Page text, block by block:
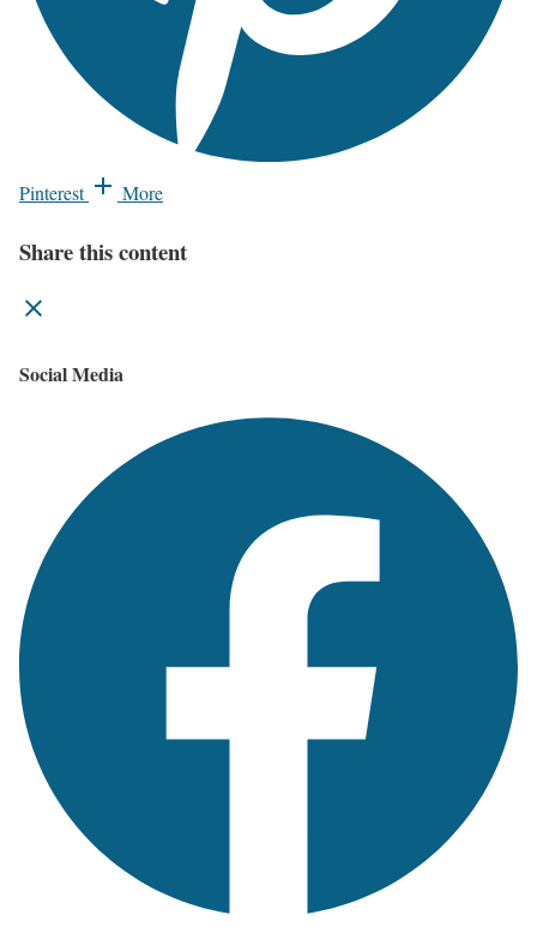
Pinterest More
Share this content
Social Media